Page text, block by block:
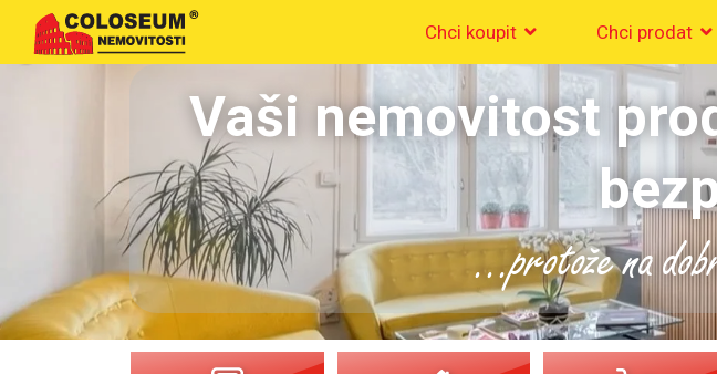
Chci koupit Chci prodat
Vaši nemovitost
...protože na